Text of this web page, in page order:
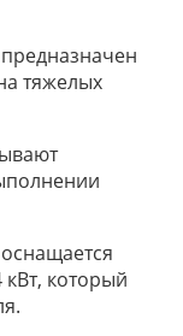
тяжелых
который